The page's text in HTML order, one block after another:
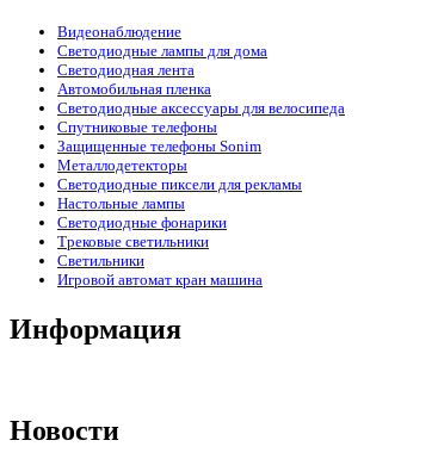
Видеонаблюдение
Светодиодные лампы для дома
Светодиодная лента
Автомобильная пленка
Светодиодные аксессуары для велосипеда
Спутниковые телефоны
Защищенные телефоны Sonim
Металлодетекторы
Светодиодные пиксели для рекламы
Настольные лампы
Светодиодные фонарики
Трековые светильники
Светильники
Игровой автомат кран машина
Информация
Новости